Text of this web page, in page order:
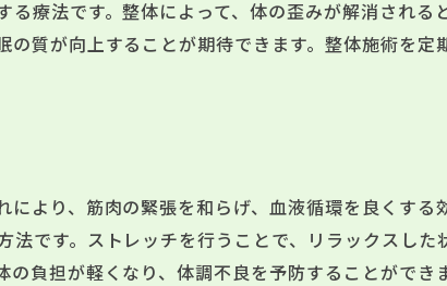
療法です。整体によって、体の歪みが解消される
質が向上することが期待できます。整体施術を定
より、筋肉の緊張を和らげ、血液循環を良くする
です。ストレッチを行うことで、リラックスした
負担が軽くなり、体調不良を予防することができま